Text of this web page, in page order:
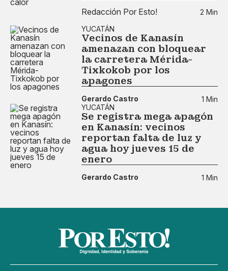
Redacción Por Esto!
2 Min
YUCATÁN
Vecinos de Kanasín
amenazan con bloquear
la carretera Mérida-
Tixkokob por los
apagones
Gerardo Castro
1 Min
YUCATÁN
Se registra mega apagón
en Kanasín: vecinos
reportan falta de luz y
agua hoy jueves 15 de
enero
Gerardo Castro 1 Min